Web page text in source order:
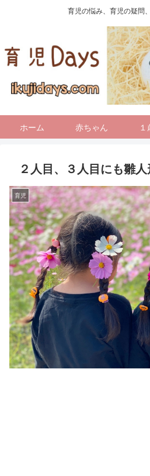
育児の悩み、育児の疑問
ホーム 赤ちゃん １
２人目、３人目にも雛
育児